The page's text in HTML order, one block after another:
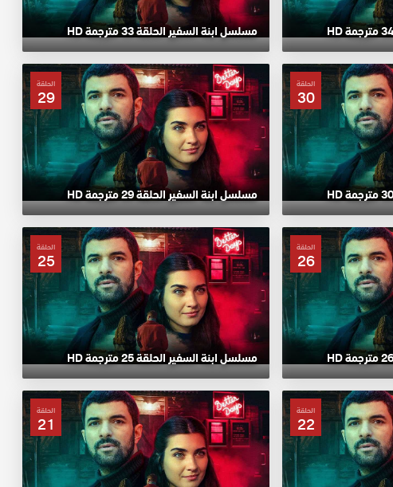
مسلسل ابنة السفير الحلقة 33 مترجمة HD
الحلقة
30
الحلقة
29
مسلسل ابنة السفير الحلقة 29 مترجمة HD
الحلقة
26
الحلقة
25
مسلسل ابنة السفير الحلقة 25 مترجمة HD
الحلقة
22
الحلقة
21